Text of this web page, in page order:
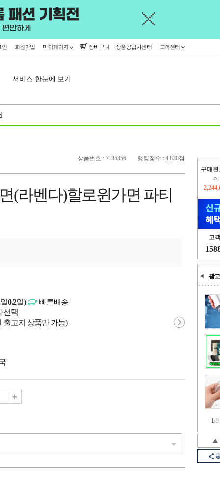
인 회원가입 마이페이지 장바구니 상품공급사센터 고객센터
서비스 한눈에 보기
구매완
고
광고
1/9
상품번호 : 7135356 랭킹점수 : 4,830점
(라벤다)할로윈가면 파티
0.2일)
빠른배송
선택
출고지 상품만 가능)